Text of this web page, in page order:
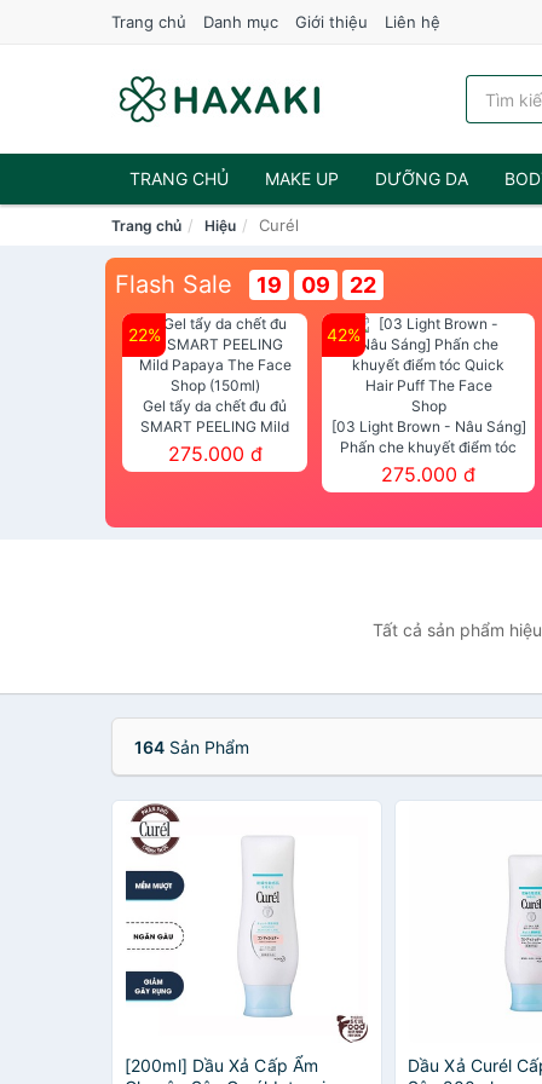
Trang chủ Danh mục Giới thiệu Liên hệ
TRANG CHỦ MAKE UP DƯỠNG DA
NƯỚC HOA
Trang chủ Hiệu Curél
Flash Sale 19 09 21
22%
Gel tẩy da chết đu đủ
SMART PEELING Mild
Papaya The Face Shop
(150ml)
275.000 đ
42%
[03 Light Brown - Nâu Sáng]
Phấn che khuyết điểm tóc
Quick Hair Puff The Face Shop
275.000 đ
Tất cả sản phẩm
164 Sản Phẩm
[200ml] Dầu Xả Cấp Ẩm
Dầu Xả Curél